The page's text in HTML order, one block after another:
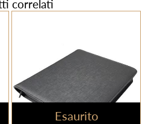
correlati
Esaurito